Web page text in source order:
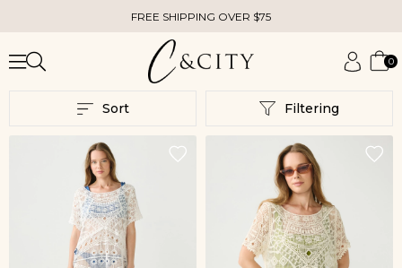
FREE SHIPPING OVER $75
0
Filtering
Sort